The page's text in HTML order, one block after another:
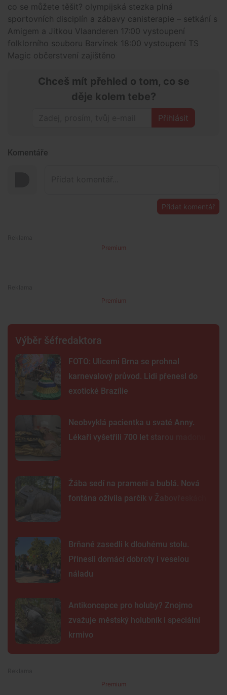
co se můžete těšit? olympijská stezka plná
sportovních disciplín a zábavy canisterapie – setkání s
Amigem a Jitkou Vlaanderen 17:00 vystoupení
folklorního souboru Barvínek 18:00 vystoupení TS
Magic občerstvení zajištěno
Chceš mít přehled o tom, co se
děje kolem tebe?
Přihlásit
Komentáře
Přidat komentář
Premium
Premium
Výběr šéfredaktora
FOTO: Ulicemi Brna se prohnal
karnevalový průvod. Lidi přenesl do
exotické Brazílie
Neobvyklá pacientka u svaté Anny.
Lékaři vyšetřili 700 let starou madonu
Žába sedí na prameni a bublá. Nová
fontána oživila parčík v Žabovřeskách
Brňané zasedli k dlouhému stolu.
Přinesli domácí dobroty i veselou
náladu
Antikoncepce pro holuby? Znojmo
zvažuje městský holubník i speciální
krmivo
Premium